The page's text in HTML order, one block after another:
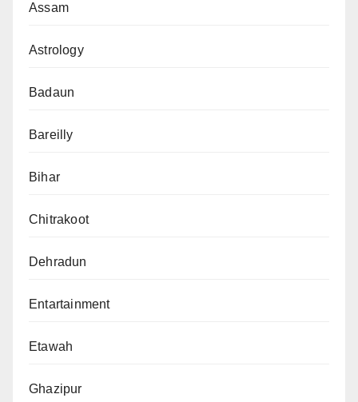
Assam
Astrology
Badaun
Bareilly
Bihar
Chitrakoot
Dehradun
Entartainment
Etawah
Ghazipur